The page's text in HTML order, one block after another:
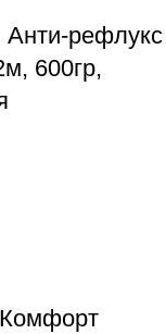
Анти-рефлукс
600гр,